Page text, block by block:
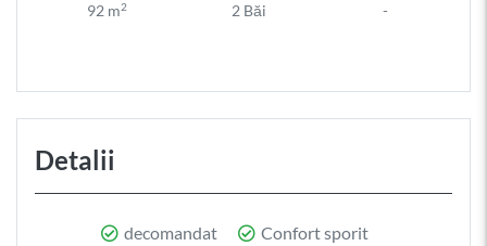
92 m2 2 Băi -
Detalii
decomandat
Confort sporit